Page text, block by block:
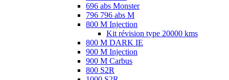
696 abs Monster
796 796 abs M
800 M Injection
Kit révision type 20000 kms
800 M DARK IE
900 M Injection
900 M Carbus
800 S2R